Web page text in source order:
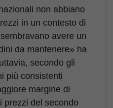
non abbiano
in un contesto di
avere un
da mantenere» ha
secondo gli
più consistenti
margine di
prezzi del secondo